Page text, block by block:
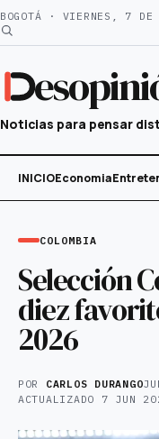
Saltar
al
BOGOTÁ · VIERNES, 7 DE
Noticias para pensar
INICIOEconomia
COLOMBIA
Selección
diez
2026
POR CARLOS DURANGO
ACTUALIZADO 7 JUN